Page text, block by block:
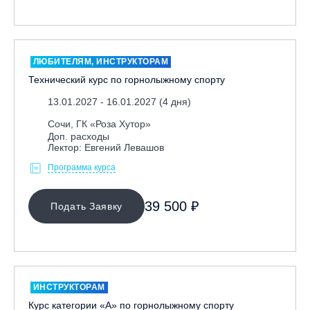
ОЧИСТИТЬ ФИЛЬТР
ЛЮБИТЕЛЯМ, ИНСТРУКТОРАМ
Технический курс по горнолыжному спорту
13.01.2027 - 16.01.2027 (4 дня)
Сочи, ГК «Роза Хутор»
Доп. расходы
Лектор: Евгений Левашов
Программа курса
Подать Заявку 39 500 ₽
ИНСТРУКТОРАМ
Курс категории «А» по горнолыжному спорту